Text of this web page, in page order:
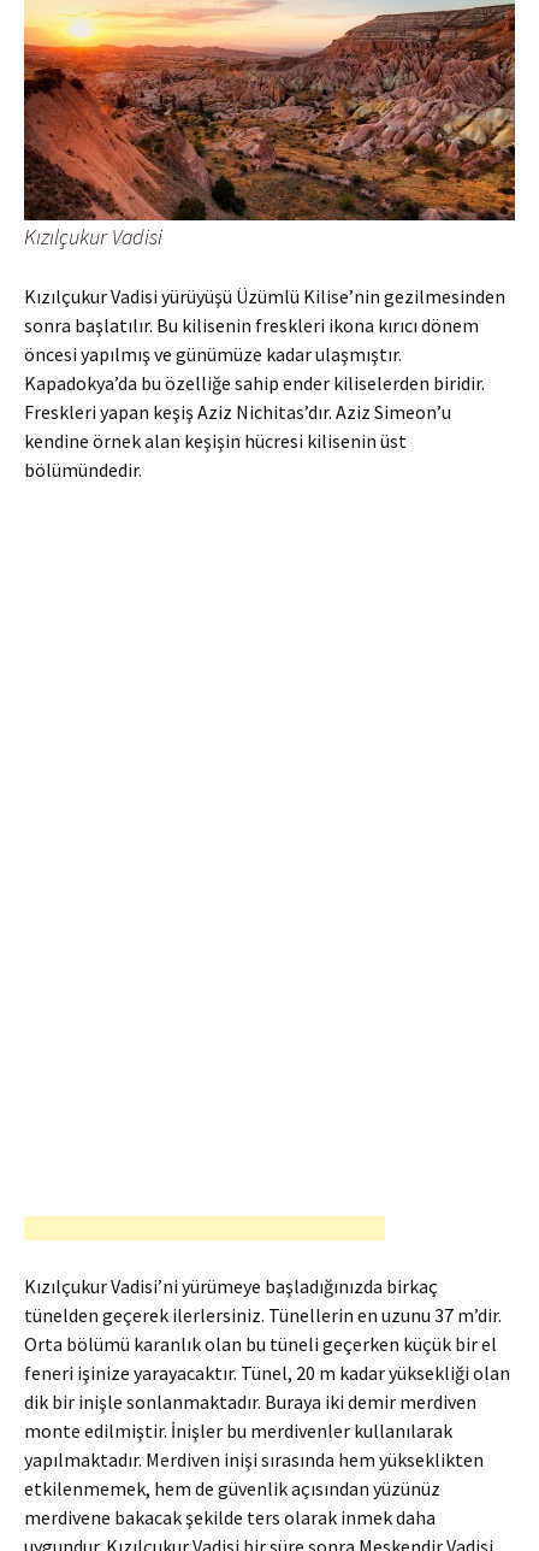
Kızılçukur Vadisi
Kızılçukur Vadisi yürüyüşü Üzümlü Kilise’nin gezilmesinden
sonra başlatılır. Bu kilisenin freskleri ikona kırıcı dönem
öncesi yapılmış ve günümüze kadar ulaşmıştır.
Kapadokya’da bu özelliğe sahip ender kiliselerden biridir.
Freskleri yapan keşiş Aziz Nichitas’dır. Aziz Simeon’u
kendine örnek alan keşişin hücresi kilisenin üst
bölümündedir.
Kızılçukur Vadisi’ni yürümeye başladığınızda birkaç
tünelden geçerek ilerlersiniz. Tünellerin en uzunu 37 m’dir.
Orta bölümü karanlık olan bu tüneli geçerken küçük bir el
feneri işinize yarayacaktır. Tünel, 20 m kadar yüksekliği olan
dik bir inişle sonlanmaktadır. Buraya iki demir merdiven
monte edilmiştir. İnişler bu merdivenler kullanılarak
yapılmaktadır. Merdiven inişi sırasında hem yükseklikten
etkilenmemek, hem de güvenlik açısından yüzünüz
merdivene bakacak şekilde ters olarak inmek daha